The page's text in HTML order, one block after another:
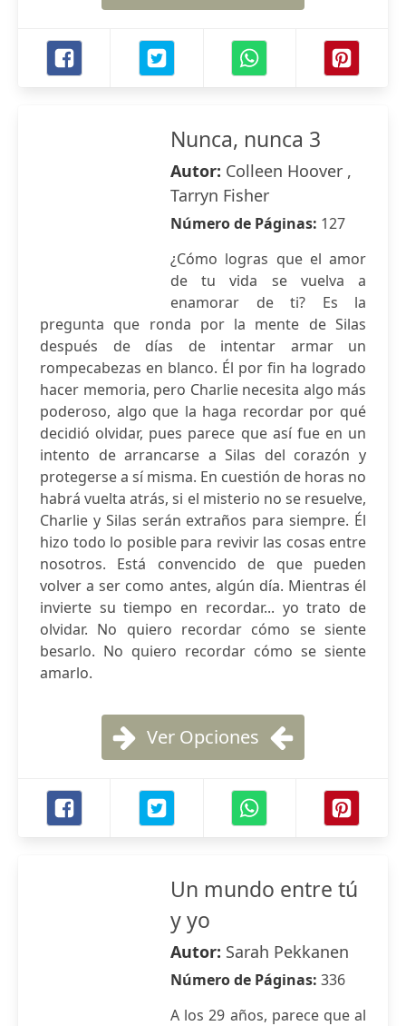
Nunca, nunca 3
Autor: Colleen Hoover ,
Tarryn Fisher
Número de Páginas: 127
¿Cómo logras que el amor
de tu vida se vuelva a
enamorar de ti? Es la
pregunta que ronda por la mente de Silas
después de días de intentar armar un
rompecabezas en blanco. Él por fin ha logrado
hacer memoria, pero Charlie necesita algo más
poderoso, algo que la haga recordar por qué
decidió olvidar, pues parece que así fue en un
intento de arrancarse a Silas del corazón y
protegerse a sí misma. En cuestión de horas no
habrá vuelta atrás, si el misterio no se resuelve,
Charlie y Silas serán extraños para siempre. Él
hizo todo lo posible para revivir las cosas entre
nosotros. Está convencido de que pueden
volver a ser como antes, algún día. Mientras él
invierte su tiempo en recordar... yo trato de
olvidar. No quiero recordar cómo se siente
besarlo. No quiero recordar cómo se siente
amarlo.
Ver Opciones
Un mundo entre tú
y yo
Autor: Sarah Pekkanen
Número de Páginas: 336
A los 29 años, parece que al